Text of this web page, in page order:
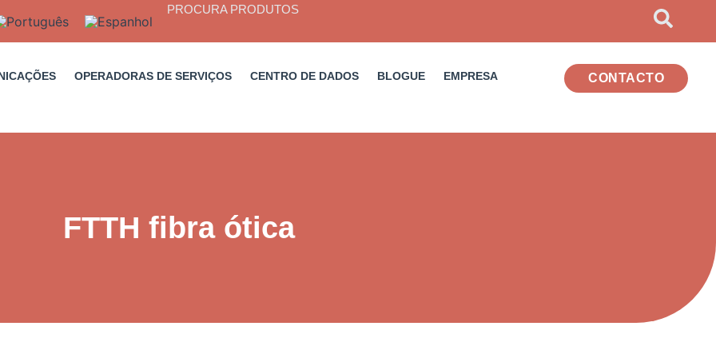
PROCURA PRODUTOS
OPERADORAS DE SERVIÇOS CENTRO DE DADOS BLOGUE EMPRESA CONTACTO
FTTH fibra ótica